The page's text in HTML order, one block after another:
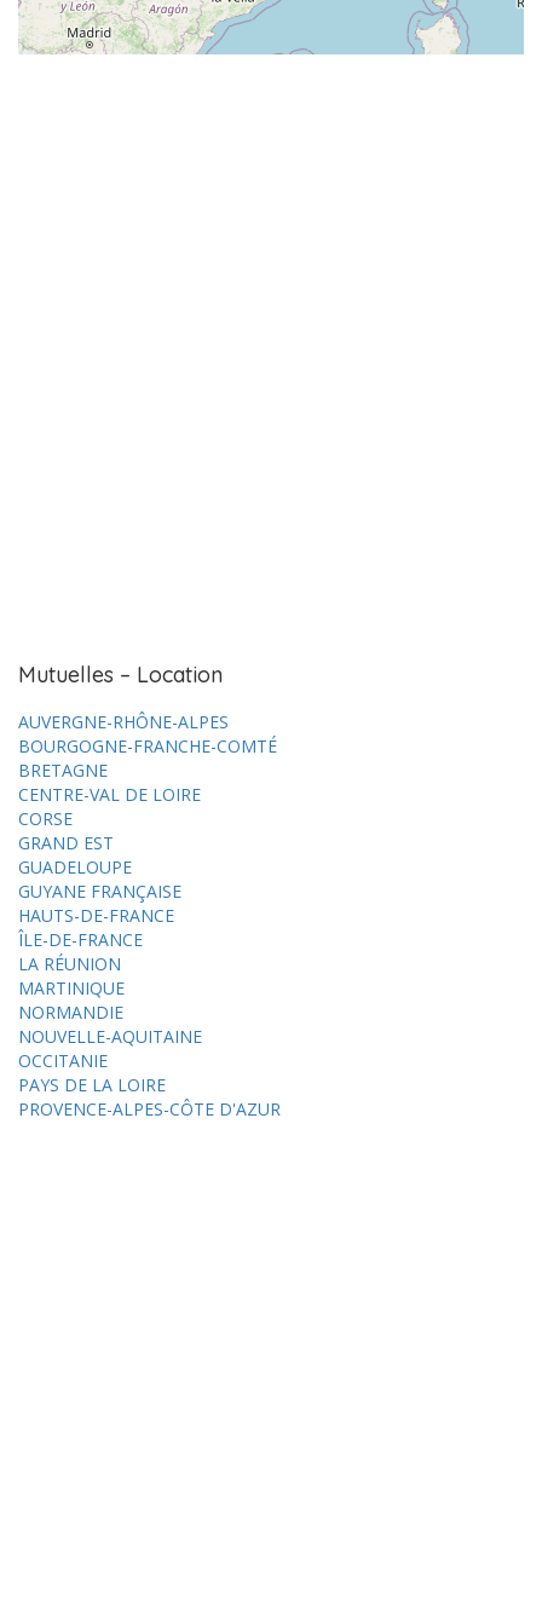
Mutuelles – Location
AUVERGNE-RHÔNE-ALPES
BOURGOGNE-FRANCHE-COMTÉ
BRETAGNE
CENTRE-VAL DE LOIRE
CORSE
GRAND EST
GUADELOUPE
GUYANE FRANÇAISE
HAUTS-DE-FRANCE
ÎLE-DE-FRANCE
LA RÉUNION
MARTINIQUE
NORMANDIE
NOUVELLE-AQUITAINE
OCCITANIE
PAYS DE LA LOIRE
PROVENCE-ALPES-CÔTE D'AZUR